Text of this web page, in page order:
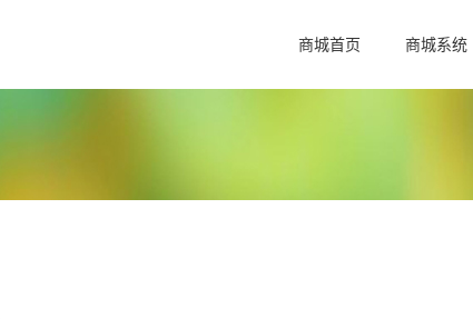
商城首页 商城系统